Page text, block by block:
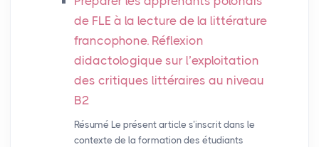
de FLE à la lecture de la littérature
francophone. Réflexion
didactologique sur l’exploitation
des critiques littéraires au niveau
B2
Résumé Le présent article s’inscrit dans le
contexte de la formation des étudiants